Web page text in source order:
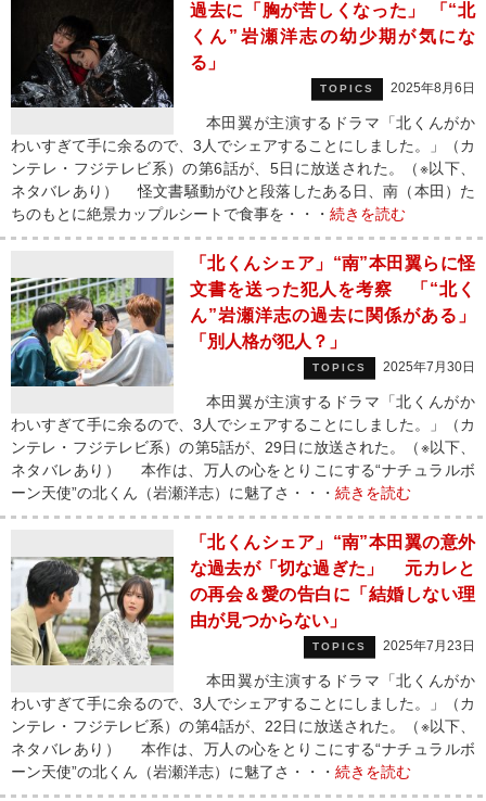
過去に「胸が苦しくなった」 「“北
くん”岩瀬洋志の幼少期が気にな
る」
TOPICS 2025年8月6日
本田翼が主演するドラマ「北くんがか
わいすぎて手に余るので、3人でシェアすることにしました。」（カ
ンテレ・フジテレビ系）の第6話が、5日に放送された。（※以下、
ネタバレあり） 怪文書騒動がひと段落したある日、南（本田）た
ちのもとに絶景カップルシートで食事を・・・ 続きを読む
「北くんシェア」“南”本田翼らに怪
文書を送った犯人を考察 「“北く
ん”岩瀬洋志の過去に関係がある」
「別人格が犯人？」
TOPICS 2025年7月30日
本田翼が主演するドラマ「北くんがか
わいすぎて手に余るので、3人でシェアすることにしました。」（カ
ンテレ・フジテレビ系）の第5話が、29日に放送された。（※以下、
ネタバレあり） 本作は、万人の心をとりこにする“ナチュラルボ
ーン天使”の北くん（岩瀬洋志）に魅了さ・・・ 続きを読む
「北くんシェア」“南”本田翼の意外
な過去が「切な過ぎた」 元カレと
の再会＆愛の告白に「結婚しない理
由が見つからない」
TOPICS 2025年7月23日
本田翼が主演するドラマ「北くんがか
わいすぎて手に余るので、3人でシェアすることにしました。」（カ
ンテレ・フジテレビ系）の第4話が、22日に放送された。（※以下、
ネタバレあり） 本作は、万人の心をとりこにする“ナチュラルボ
ーン天使”の北くん（岩瀬洋志）に魅了さ・・・ 続きを読む